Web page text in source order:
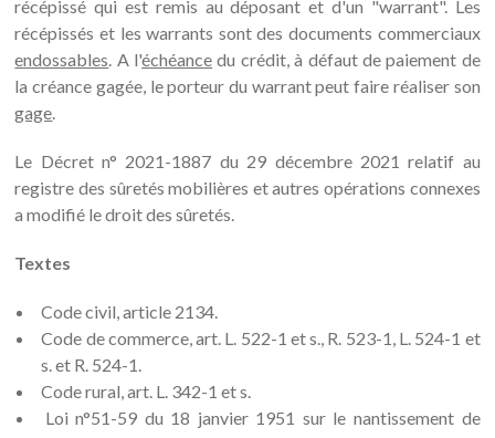
récépissé qui est remis au déposant et d'un "warrant". Les
récépissés et les warrants sont des documents commerciaux
endossables. A l'échéance du crédit, à défaut de paiement de
la créance gagée, le porteur du warrant peut faire réaliser son
gage.
Le Décret n° 2021-1887 du 29 décembre 2021 relatif au
registre des sûretés mobilières et autres opérations connexes
a modifié le droit des sûretés.
Textes
Code civil, article 2134.
Code de commerce, art. L. 522-1 et s., R. 523-1, L. 524-1 et
s. et R. 524-1.
Code rural, art. L. 342-1 et s.
Loi n°51-59 du 18 janvier 1951 sur le nantissement de